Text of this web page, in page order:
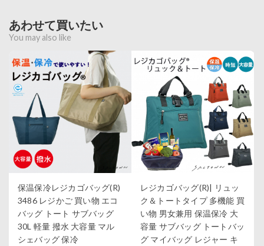
あわせて買いたい
You may also like
保温保冷レジカゴバッグ(R)
3486 レジかご 買い物 エコ
バッグ トート サブバッグ
30L 軽量 撥水 大容量 マル
シェバッグ 保冷
レジカゴバッグ(R)| リュッ
ク＆トートタイプ 多機能 買
い物 男女兼用 保温保冷 大
容量 サブバッグ トートバッ
グ マイバッグ レジャー キ